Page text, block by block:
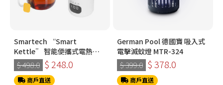
Smartech “Smart
Kettle” 智能便攜式電熱水
樽 SK-2088
$ 498.0 $ 248.0
商戶直送
German Pool 德國寶 吸入式
電擊滅蚊燈 MTR-324
$ 399.0 $ 378.0
商戶直送